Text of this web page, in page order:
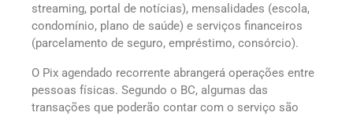
streaming, portal de notícias), mensalidades (escola,
condomínio, plano de saúde) e serviços financeiros
(parcelamento de seguro, empréstimo, consórcio).
O Pix agendado recorrente abrangerá operações entre
pessoas físicas. Segundo o BC, algumas das
transações que poderão contar com o serviço são